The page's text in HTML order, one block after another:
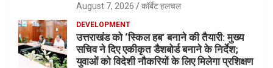
August 7, 2026 कॉर्बेट हलचल
DEVELOPMENT
उत्तराखंड को ‘स्किल हब’ बनाने की तैयारी: मुख्य
सचिव ने दिए एकीकृत डैशबोर्ड बनाने के निर्देश;
युवाओं को विदेशी नौकरियों के लिए मिलेगा प्रशिक्षण